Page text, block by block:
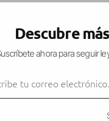
Y es que
.
Descubre
ahora para seguir